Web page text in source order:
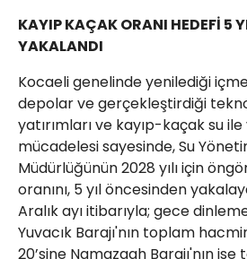
KAYIP KAÇAK ORANI HEDEFİ 5
YAKALANDI
Kocaeli genelinde yenilediği
depolar ve gerçekleştirdiği
yatırımları ve kayıp-kaçak su
mücadelesi sayesinde, Su
Müdürlüğünün 2028 yılı için
oranını, 5 yıl öncesinden
Aralık ayı itibarıyla; gece
Yuvacık Barajı'nın toplam
20’sine Namazgah Barajı'nın